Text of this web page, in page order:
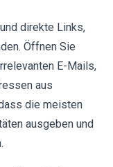
direkte Links,
Öffnen Sie
E-Mails,
aus
die meisten
ausgeben und